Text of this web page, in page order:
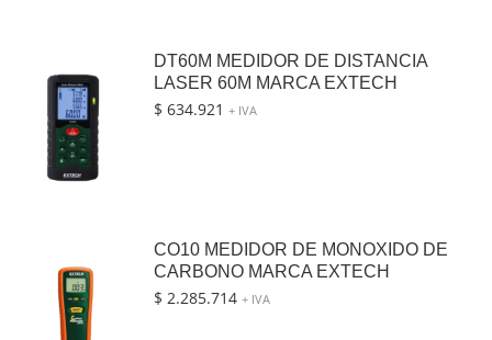
DT60M MEDIDOR DE DISTANCIA
LASER 60M MARCA EXTECH
$ 634.921 + IVA
CO10 MEDIDOR DE MONOXIDO DE
CARBONO MARCA EXTECH
$ 2.285.714 + IVA